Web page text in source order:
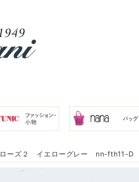
ーズ２ イエローグレー nn-fth11-D